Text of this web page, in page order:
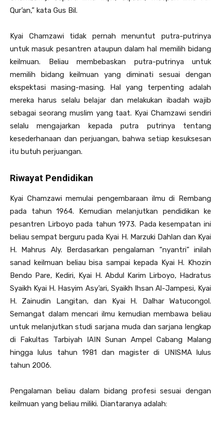
Qur’an,” kata Gus Bil.
Kyai Chamzawi tidak pernah menuntut putra-putrinya
untuk masuk pesantren ataupun dalam hal memilih bidang
keilmuan. Beliau membebaskan putra-putrinya untuk
memilih bidang keilmuan yang diminati sesuai dengan
ekspektasi masing-masing. Hal yang terpenting adalah
mereka harus selalu belajar dan melakukan ibadah wajib
sebagai seorang muslim yang taat. Kyai Chamzawi sendiri
selalu mengajarkan kepada putra putrinya tentang
kesederhanaan dan perjuangan, bahwa setiap kesuksesan
itu butuh perjuangan.
Riwayat Pendidikan
Kyai Chamzawi memulai pengembaraan ilmu di Rembang
pada tahun 1964. Kemudian melanjutkan pendidikan ke
pesantren Lirboyo pada tahun 1973. Pada kesempatan ini
beliau sempat berguru pada Kyai H. Marzuki Dahlan dan Kyai
H. Mahrus Aly. Berdasarkan pengalaman “nyantri” inilah
sanad keilmuan beliau bisa sampai kepada Kyai H. Khozin
Bendo Pare, Kediri, Kyai H. Abdul Karim Lirboyo, Hadratus
Syaikh Kyai H. Hasyim Asy’ari, Syaikh Ihsan Al-Jampesi, Kyai
H. Zainudin Langitan, dan Kyai H. Dalhar Watucongol.
Semangat dalam mencari ilmu kemudian membawa beliau
untuk melanjutkan studi sarjana muda dan sarjana lengkap
di Fakultas Tarbiyah IAIN Sunan Ampel Cabang Malang
hingga lulus tahun 1981 dan magister di UNISMA lulus
tahun 2006.
Pengalaman beliau dalam bidang profesi sesuai dengan
keilmuan yang beliau miliki. Diantaranya adalah: